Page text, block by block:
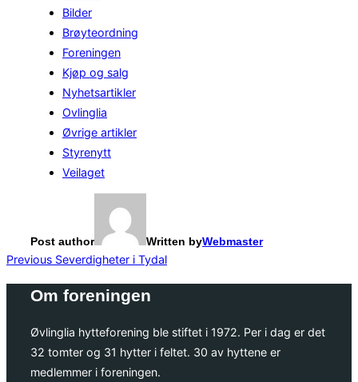
Bilder
Brøyteordning
Foreningen
Kjøp og salg
Nyhetsartikler
Ovlinglia
Øvrige artikler
Styrenytt
Veilaget
Post author Written byWebmaster
Innleggsnavigasjon
Previous
Previous Severdigheter i Tydal
Om foreningen
Øvlinglia hytteforening ble stiftet i 1972. Per i dag er det
32 tomter og 31 hytter i feltet. 30 av hyttene er
medlemmer i foreningen.